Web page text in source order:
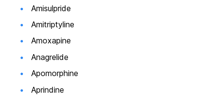
Amisulpride
Amitriptyline
Amoxapine
Anagrelide
Apomorphine
Aprindine